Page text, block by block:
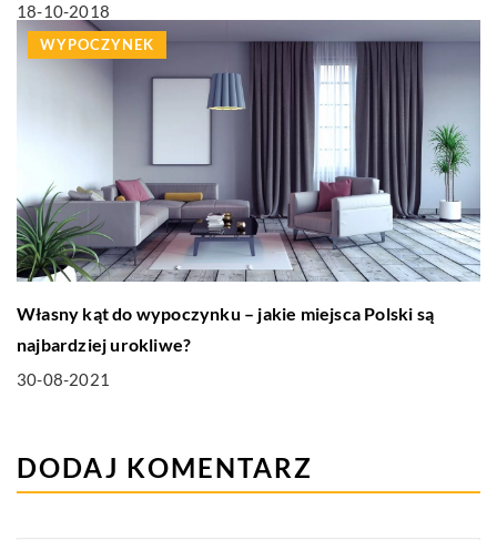
18-10-2018
WYPOCZYNEK
Własny kąt do wypoczynku – jakie miejsca Polski są
najbardziej urokliwe?
30-08-2021
DODAJ KOMENTARZ